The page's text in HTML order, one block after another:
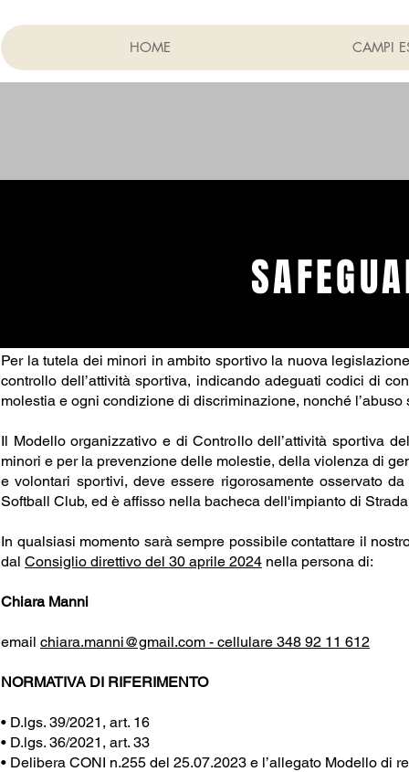
HOME CAMPI
Per la tutela dei minori in ambito sportivo la nuova
controllo dell’attività sportiva, indicando adeguati codici di
molestia e ogni condizione di discriminazione, nonché
Il Modello organizzativo e di Controllo dell’attività sportiva
minori e per la prevenzione delle molestie, della violenza di
e volontari sportivi, deve essere rigorosamente osservato
Softball Club, ed è affisso nella bacheca dell'impianto di
In qualsiasi momento sarà sempre possibile contattare il
dal Consiglio direttivo del 30 aprile 2024 nella persona di:
Chiara Manni
email chiara.manni@gmail.com - cellulare 348 92 11 612
​NORMATIVA DI RIFERIMENTO
• D.lgs. 39/2021, art. 16
• D.lgs. 36/2021, art. 33
• Delibera CONI n.255 del 25.07.2023 e l’allegato Modello di